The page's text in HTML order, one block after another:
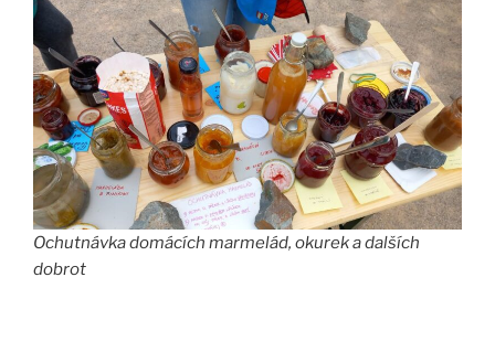
Ochutnávka domácích marmelád, okurek a dalších
dobrot